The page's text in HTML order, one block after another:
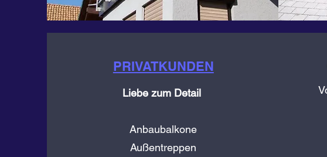
PRIVATKUNDEN
Liebe zum Detail
Anbaubalkone
Außentreppen